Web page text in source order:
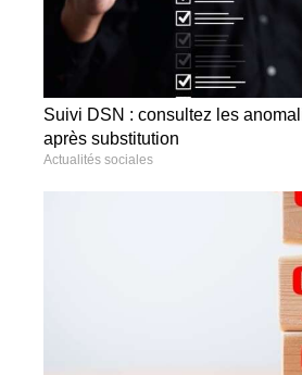
Suivi DSN : consultez les
après substitution
Actualités sociales